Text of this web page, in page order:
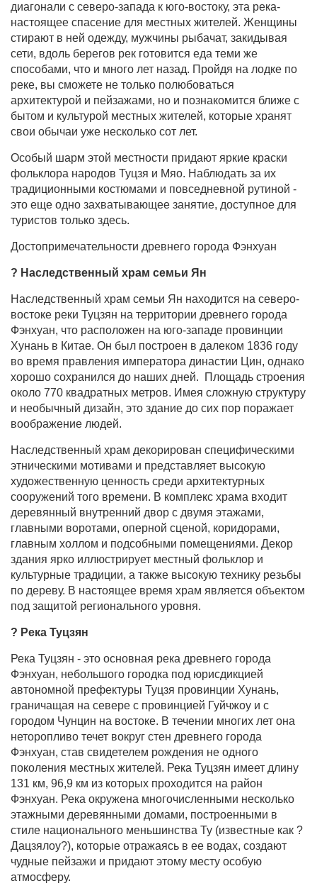
диагонали с северо-запада к юго-востоку, эта река-
настоящее спасение для местных жителей. Женщины
стирают в ней одежду, мужчины рыбачат, закидывая
сети, вдоль берегов рек готовится еда теми же
способами, что и много лет назад. Пройдя на лодке по
реке, вы сможете не только полюбоваться
архитектурой и пейзажами, но и познакомится ближе с
бытом и культурой местных жителей, которые хранят
свои обычаи уже несколько сот лет.
Особый шарм этой местности придают яркие краски
фольклора народов Туцзя и Мяо. Наблюдать за их
традиционными костюмами и повседневной рутиной -
это еще одно захватывающее занятие, доступное для
туристов только здесь.
Достопримечательности древнего города Фэнхуан
? Наследственный храм семьи Ян
Наследственный храм семьи Ян находится на северо-
востоке реки Туцзян на территории древнего города
Фэнхуан, что расположен на юго-западе провинции
Хунань в Китае. Он был построен в далеком 1836 году
во время правления императора династии Цин, однако
хорошо сохранился до наших дней. Площадь строения
около 770 квадратных метров. Имея сложную структуру
и необычный дизайн, это здание до сих пор поражает
воображение людей.
Наследственный храм декорирован специфическими
этническими мотивами и представляет высокую
художественную ценность среди архитектурных
сооружений того времени. В комплекс храма входит
деревянный внутренний двор с двумя этажами,
главными воротами, оперной сценой, коридорами,
главным холлом и подсобными помещениями. Декор
здания ярко иллюстрирует местный фольклор и
культурные традиции, а также высокую технику резьбы
по дереву. В настоящее время храм является объектом
под защитой регионального уровня.
? Река Туцзян
Река Туцзян - это основная река древнего города
Фэнхуан, небольшого городка под юрисдикцией
автономной префектуры Туцзя провинции Хунань,
граничащая на севере с провинцией Гуйчжоу и с
городом Чунцин на востоке. В течении многих лет она
неторопливо течет вокруг стен древнего города
Фэнхуан, став свидетелем рождения не одного
поколения местных жителей. Река Туцзян имеет длину
131 км, 96,9 км из которых проходится на район
Фэнхуан. Река окружена многочисленными несколько
этажными деревянными домами, построенными в
стиле национального меньшинства Ту (известные как ?
Дацзялоу?), которые отражаясь в ее водах, создают
чудные пейзажи и придают этому месту особую
атмосферу.